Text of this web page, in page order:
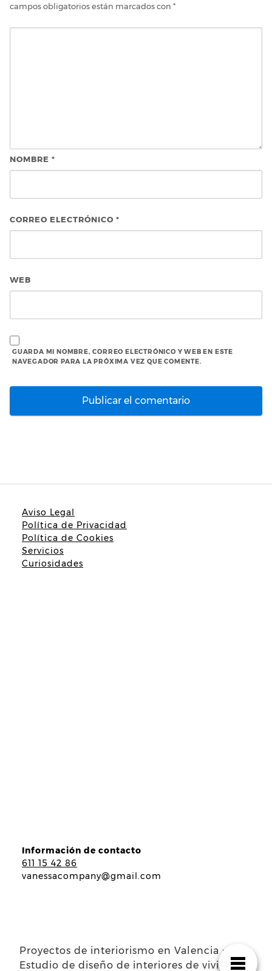
campos obligatorios están marcados con *
NOMBRE *
CORREO ELECTRÓNICO *
WEB
GUARDA MI NOMBRE, CORREO ELECTRÓNICO Y WEB EN ESTE
NAVEGADOR PARA LA PRÓXIMA VEZ QUE COMENTE.
Aviso Legal
Política de Privacidad
Política de Cookies
Servicios
Curiosidades
Información de contacto
611 15 42 86
vanessacompany@gmail.com
Proyectos de interiorismo en Valencia ·
Estudio de diseño de interiores de viviendas